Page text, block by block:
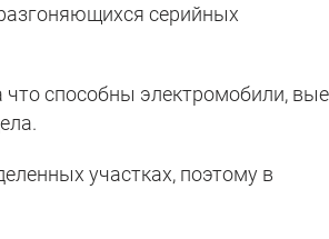
серийных
что способны электромобили,
участках, поэтому в